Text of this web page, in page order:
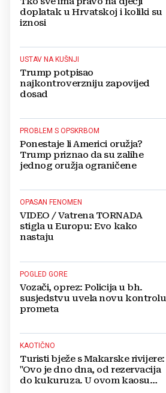
doplatak u Hrvatskoj i koliki su
iznosi
USTAV NA KUŠNJI
Trump potpisao
najkontroverzniju zapovijed
dosad
PROBLEM S OPSKRBOM
Ponestaje li Americi oružja?
Trump priznao da su zalihe
jednog oružja ograničene
OPASAN FENOMEN
VIDEO / Vatrena TORNADA
stigla u Europu: Evo kako
nastaju
POGLED GORE
Vozači, oprez: Policija u bh.
susjedstvu uvela novu kontrolu
prometa
KAOTIČNO
Turisti bježe s Makarske rivijere:
"Ovo je dno dna, od rezervacija
do kukuruza. U ovom kaosu